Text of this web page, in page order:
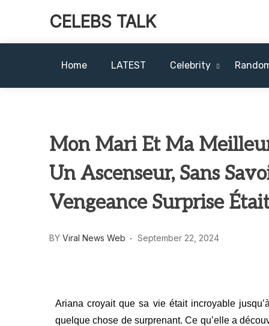
CELEBS TALK
Home LATEST Celebrity
Mon Mari Et Ma
Un Ascenseur, Sans
Vengeance Surprise
BY Viral News Web September 22, 2024
Ariana croyait que sa vie était incroyable
quelque chose de surprenant. Ce qu’elle a